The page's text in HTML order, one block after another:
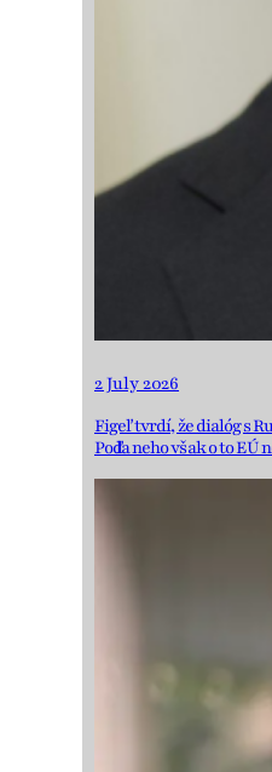
2 July 2026
Figeľ tvrdí, že dialóg s
Podľa neho však o to EÚ